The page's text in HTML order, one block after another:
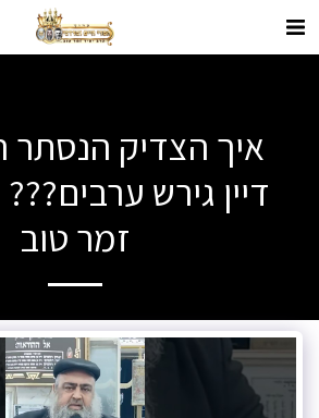
איך הצדיק הנסתר
דיין גירש
זמר טוב